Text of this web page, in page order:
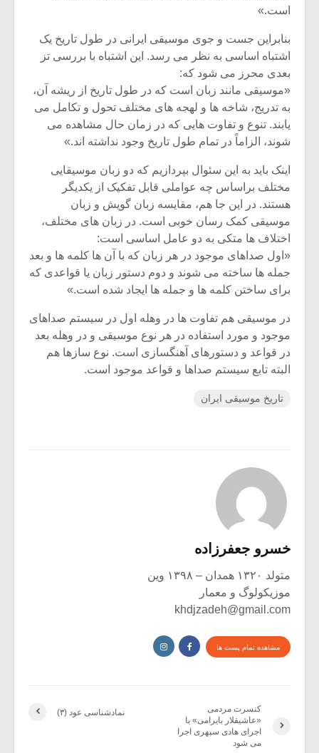
است.»
بنابراین جست و جوی موسیقی ایرانی در طول تاریخ یک
اشتباه اساسی به نظر می رسد. این اشتباه با بررسی تز
بعدی محرز می شود که:
«موسیقی مانند زبان است که در طول تاریخ از ریشه آن،
به تدریج، شاخه ها و لهجه های مختلف تحول و تکامل می
یابند. تنوع و تفاوت هایی که در زمان حال مشاهده می
شوند، الزاماً در تمام طول تاریخ وجود نداشته اند.»
اینک باید به این سئوال بپردازیم که دو زبان موسیقایی
مختلف براساس چه عواملی قابل تفکیک از یکدیگر
هستند. در این جا هم، مقایسه زبان گویش و زبان
موسیقی کمک رسان خوبی است. در زبان های مختلف،
اختلاف ها متکی به دو عامل اساسی است:
«اول صداهای موجود در هر زبان که با آن ها کلمه ها و بعد
جمله ها ساخته می شوند و دوم دستور زبان یا قواعدی که
برای ساختن کلمه ها و جمله ها ایجاد شده است.»
در موسیقی هم تفاوت ها در وهله اول در سیستم صداهای
موجود و مورد استفاده در هر نوع موسیقی و در وهله بعد
در قواعد و دستورهای آهنگسازی است. نوع سازها هم
البته تابع سیستم صداها و قواعد موجود است.
تاریخ موسیقی ایران
خسرو جعفرزاده
متولد ۱۳۲۰ همدان – ۱۳۹۸ وین
موزیکولوگ و معمار
khdjzadeh@gmail.com
مشاهده تمام پست ها
نماد‌شناسی عود (۳)
کنسرت مردمی
«عاشیقلار بایرامی» با
اجرای هادی سپهری اجرا
می شود
یادداشتی بر موسیقی
متن فیلم «متری
شیش و نیم»
مشهورترین باشی،
بدنام ترین باش
دوره
موسیقی